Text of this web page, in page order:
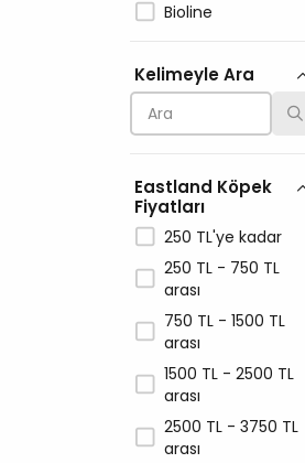
Bioline
Brit Care
CatDog Life
Catit
Cheerble
Chef's Choice
Curli
Dentalight
Doglife
Dogness
Dr.Clauders
Eco Natura
Kelimeyle Ara
Eastland Köpek
Fiyatları
250 TL'ye kadar
250 TL - 750 TL
arası
750 TL - 1500 TL
arası
1500 TL - 2500 TL
arası
2500 TL - 3750 TL
arası